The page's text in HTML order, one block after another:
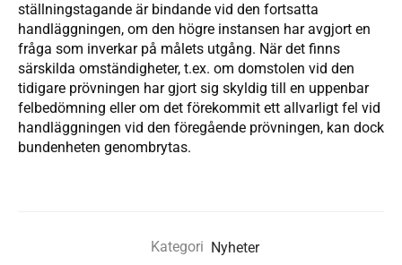
ställningstagande är bindande vid den fortsatta
handläggningen, om den högre instansen har avgjort en
fråga som inverkar på målets utgång. När det finns
särskilda omständigheter, t.ex. om domstolen vid den
tidigare prövningen har gjort sig skyldig till en uppenbar
felbedömning eller om det förekommit ett allvarligt fel vid
handläggningen vid den föregående prövningen, kan dock
bundenheten genombrytas.
Kategori Nyheter